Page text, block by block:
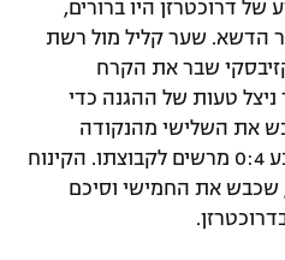
של דרוכטרזן היו ברורים,
הדשא. שער קליל מול רשת
שבר את הקרח
ניצל טעות של ההגנה כדי
כבש את השלישי מהנקודה
הלבנה ומוניר מרקאן כבר קבע 0:4 מרשים לקבוצתו. הקינוח
שכבש את החמישי וסיכם